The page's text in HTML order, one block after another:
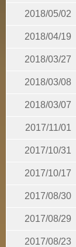
2018/05/02
2018/04/19
2018/03/27
2018/03/08
2018/03/07
2017/11/01
2017/10/31
2017/10/17
2017/08/30
2017/08/29
2017/08/23